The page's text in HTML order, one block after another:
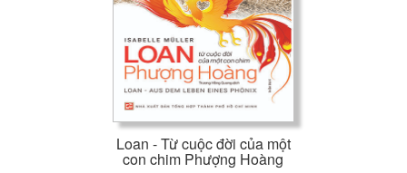
Loan - Từ cuộc đời của một
con chim Phượng Hoàng